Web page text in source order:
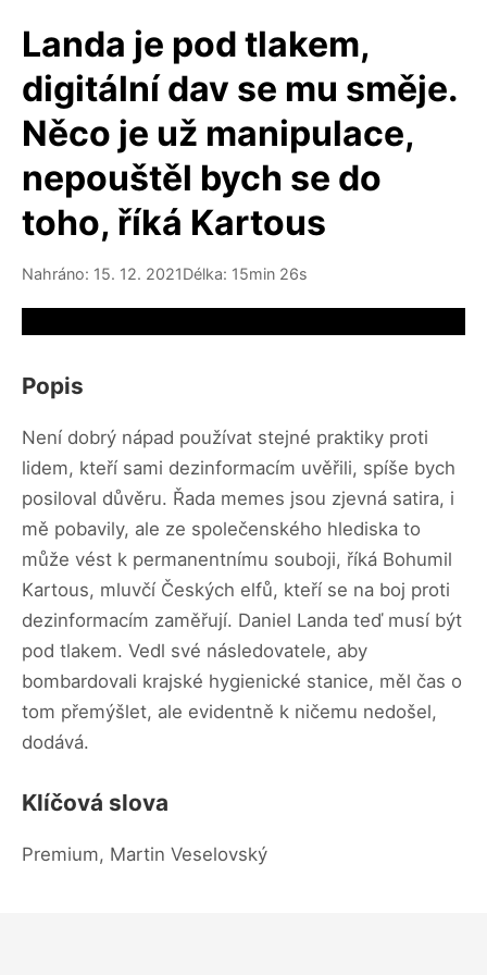
Landa je pod tlakem,
digitální dav se mu směje.
Něco je už manipulace,
nepouštěl bych se do
toho, říká Kartous
Nahráno: 15. 12. 2021Délka: 15min 26s
Popis
Není dobrý nápad používat stejné praktiky proti
lidem, kteří sami dezinformacím uvěřili, spíše bych
posiloval důvěru. Řada memes jsou zjevná satira, i
mě pobavily, ale ze společenského hlediska to
může vést k permanentnímu souboji, říká Bohumil
Kartous, mluvčí Českých elfů, kteří se na boj proti
dezinformacím zaměřují. Daniel Landa teď musí být
pod tlakem. Vedl své následovatele, aby
bombardovali krajské hygienické stanice, měl čas o
tom přemýšlet, ale evidentně k ničemu nedošel,
dodává.
Klíčová slova
Premium, Martin Veselovský